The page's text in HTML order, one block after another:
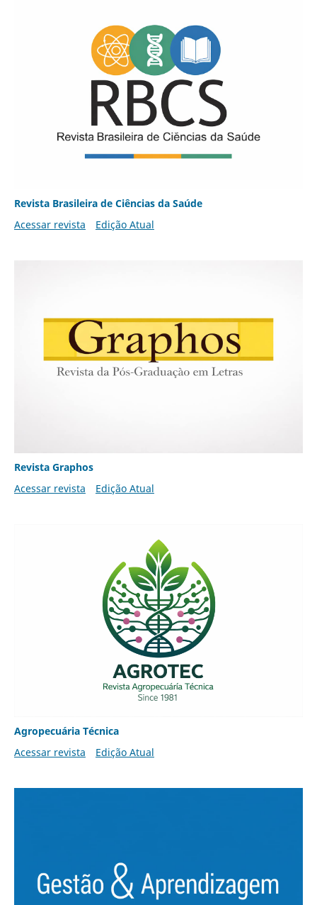
Revista Brasileira de Ciências da Saúde
Acessar revista
Edição Atual
Revista Graphos
Acessar revista
Edição Atual
Agropecuária Técnica
Acessar revista
Edição Atual